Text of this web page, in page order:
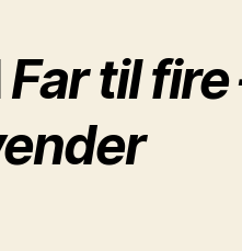
Far til fire